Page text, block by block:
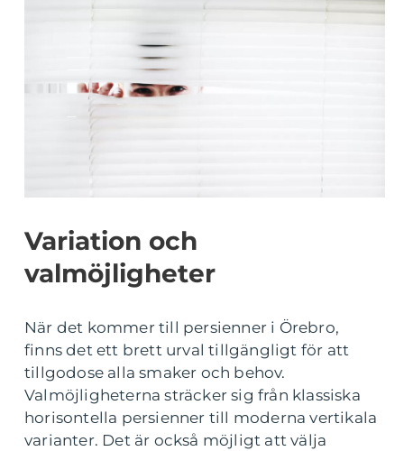
Variation och
valmöjligheter
När det kommer till persienner i Örebro,
finns det ett brett urval tillgängligt för att
tillgodose alla smaker och behov.
Valmöjligheterna sträcker sig från klassiska
horisontella persienner till moderna vertikala
varianter. Det är också möjligt att välja